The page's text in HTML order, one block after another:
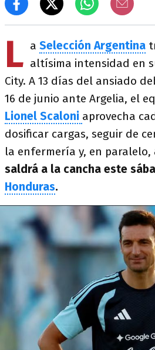
L a Selección Argentina
altísima intensidad en
City. A 13 días del ansiado
16 de junio ante Argelia, el
Lionel Scaloni aprovecha
dosificar cargas, seguir de
la enfermería y, en paralelo,
saldrá a la cancha este
Honduras.